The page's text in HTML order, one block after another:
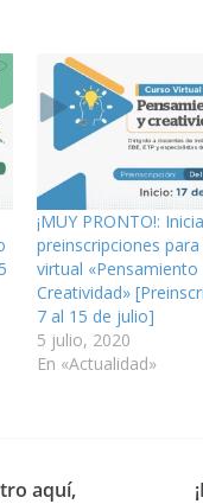
¡MUY PRONTO!:
preinscripciones
virtual «Pensamiento
Creatividad»
7 al 15 de julio]
5 julio, 2020
En «Actualidad»
aquí,